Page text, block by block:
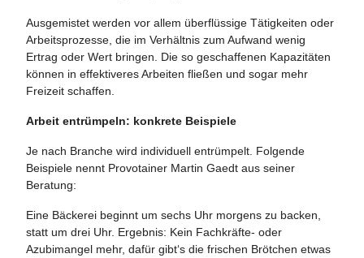
Ausgemistet werden vor allem überflüssige Tätigkeiten oder
Arbeitsprozesse, die im Verhältnis zum Aufwand wenig
Ertrag oder Wert bringen. Die so geschaffenen Kapazitäten
können in effektiveres Arbeiten fließen und sogar mehr
Freizeit schaffen.
Arbeit entrümpeln: konkrete Beispiele
Je nach Branche wird individuell entrümpelt. Folgende
Beispiele nennt Provotainer Martin Gaedt aus seiner
Beratung:
Eine Bäckerei beginnt um sechs Uhr morgens zu backen,
statt um drei Uhr. Ergebnis: Kein Fachkräfte- oder
Azubimangel mehr, dafür gibt‘s die frischen Brötchen etwas